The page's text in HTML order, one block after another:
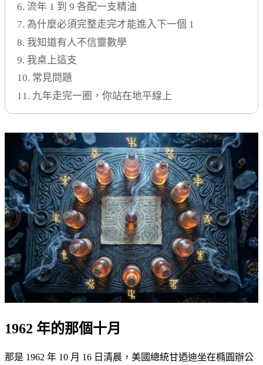
6. 流年 1 到 9 各配一支精油
7. 為什麼必須完整走完才能進入下一個 1
8. 我知道有人不信靈數學
9. 我桌上這支
10. 常見問題
11. 九年走完一圈，你站在地平線上
1962 年的那個十月
那是 1962 年 10 月 16 日清晨，美國總統甘迺迪坐在橢圓辦公